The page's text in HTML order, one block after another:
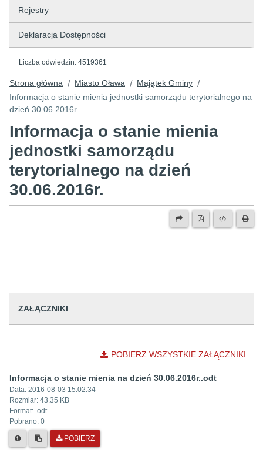
Rejestry
Deklaracja Dostępności
Liczba odwiedzin: 4519361
Strona główna / Miasto Oława / Majątek Gminy /
Informacja o stanie mienia jednostki samorządu terytorialnego na
dzień 30.06.2016r.
Informacja o stanie mienia
jednostki samorządu
terytorialnego na dzień
30.06.2016r.
ZAŁĄCZNIKI
POBIERZ WSZYSTKIE ZAŁĄCZNIKI
Informacja o stanie mienia na dzień 30.06.2016r..odt
Data: 2016-08-03 15:02:34
Rozmiar: 43.35 KB
Format: .odt
Pobrano: 0
POBIERZ